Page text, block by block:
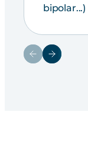
bipolar...)